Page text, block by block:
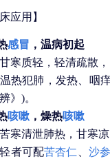
应用】
感冒 ，温病初起
寒质轻，轻清疏散
热犯肺，发热、咽
》)。
咳嗽 ，燥热咳嗽
寒清泄肺热，甘寒
者可配苦杏仁、 沙